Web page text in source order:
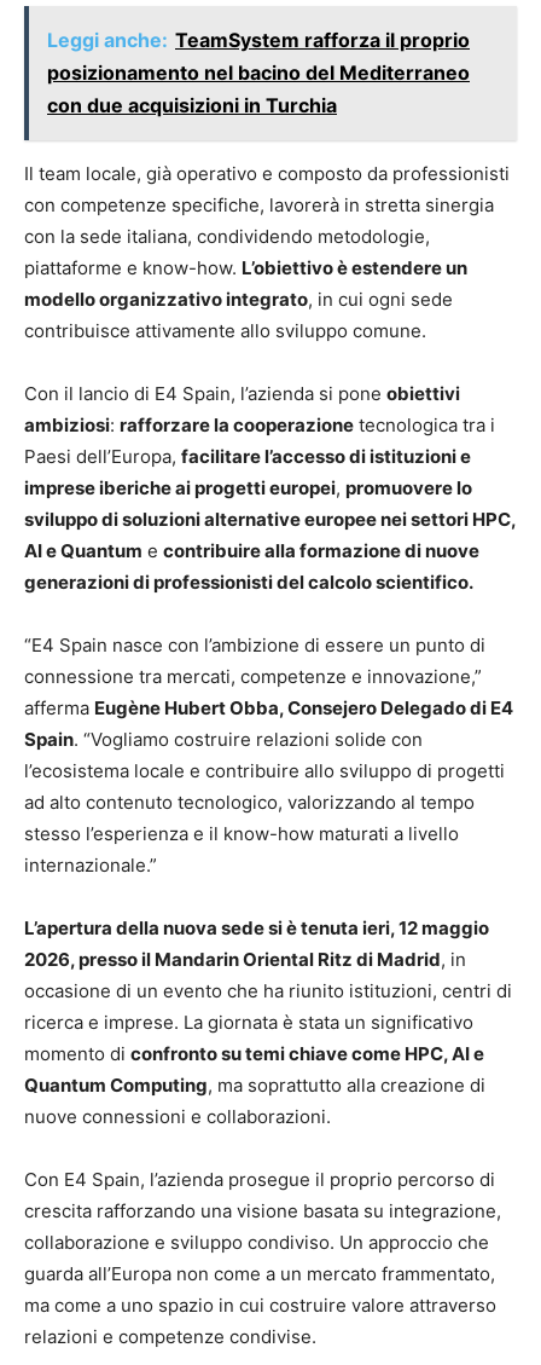
Leggi anche: TeamSystem rafforza il proprio
posizionamento nel bacino del Mediterraneo
con due acquisizioni in Turchia
Il team locale, già operativo e composto da professionisti
con competenze specifiche, lavorerà in stretta sinergia
con la sede italiana, condividendo metodologie,
piattaforme e know-how. L’obiettivo è estendere un
modello organizzativo integrato, in cui ogni sede
contribuisce attivamente allo sviluppo comune.
Con il lancio di E4 Spain, l’azienda si pone obiettivi
ambiziosi: rafforzare la cooperazione tecnologica tra i
Paesi dell’Europa, facilitare l’accesso di istituzioni e
imprese iberiche ai progetti europei, promuovere lo
sviluppo di soluzioni alternative europee nei settori HPC,
AI e Quantum e contribuire alla formazione di nuove
generazioni di professionisti del calcolo scientifico.
“E4 Spain nasce con l’ambizione di essere un punto di
connessione tra mercati, competenze e innovazione,”
afferma Eugène Hubert Obba, Consejero Delegado di E4
Spain. “Vogliamo costruire relazioni solide con
l’ecosistema locale e contribuire allo sviluppo di progetti
ad alto contenuto tecnologico, valorizzando al tempo
stesso l’esperienza e il know-how maturati a livello
internazionale.”
L’apertura della nuova sede si è tenuta ieri, 12 maggio
2026, presso il Mandarin Oriental Ritz di Madrid, in
occasione di un evento che ha riunito istituzioni, centri di
ricerca e imprese. La giornata è stata un significativo
momento di confronto su temi chiave come HPC, AI e
Quantum Computing, ma soprattutto alla creazione di
nuove connessioni e collaborazioni.
Con E4 Spain, l’azienda prosegue il proprio percorso di
crescita rafforzando una visione basata su integrazione,
collaborazione e sviluppo condiviso. Un approccio che
guarda all’Europa non come a un mercato frammentato,
ma come a uno spazio in cui costruire valore attraverso
relazioni e competenze condivise.